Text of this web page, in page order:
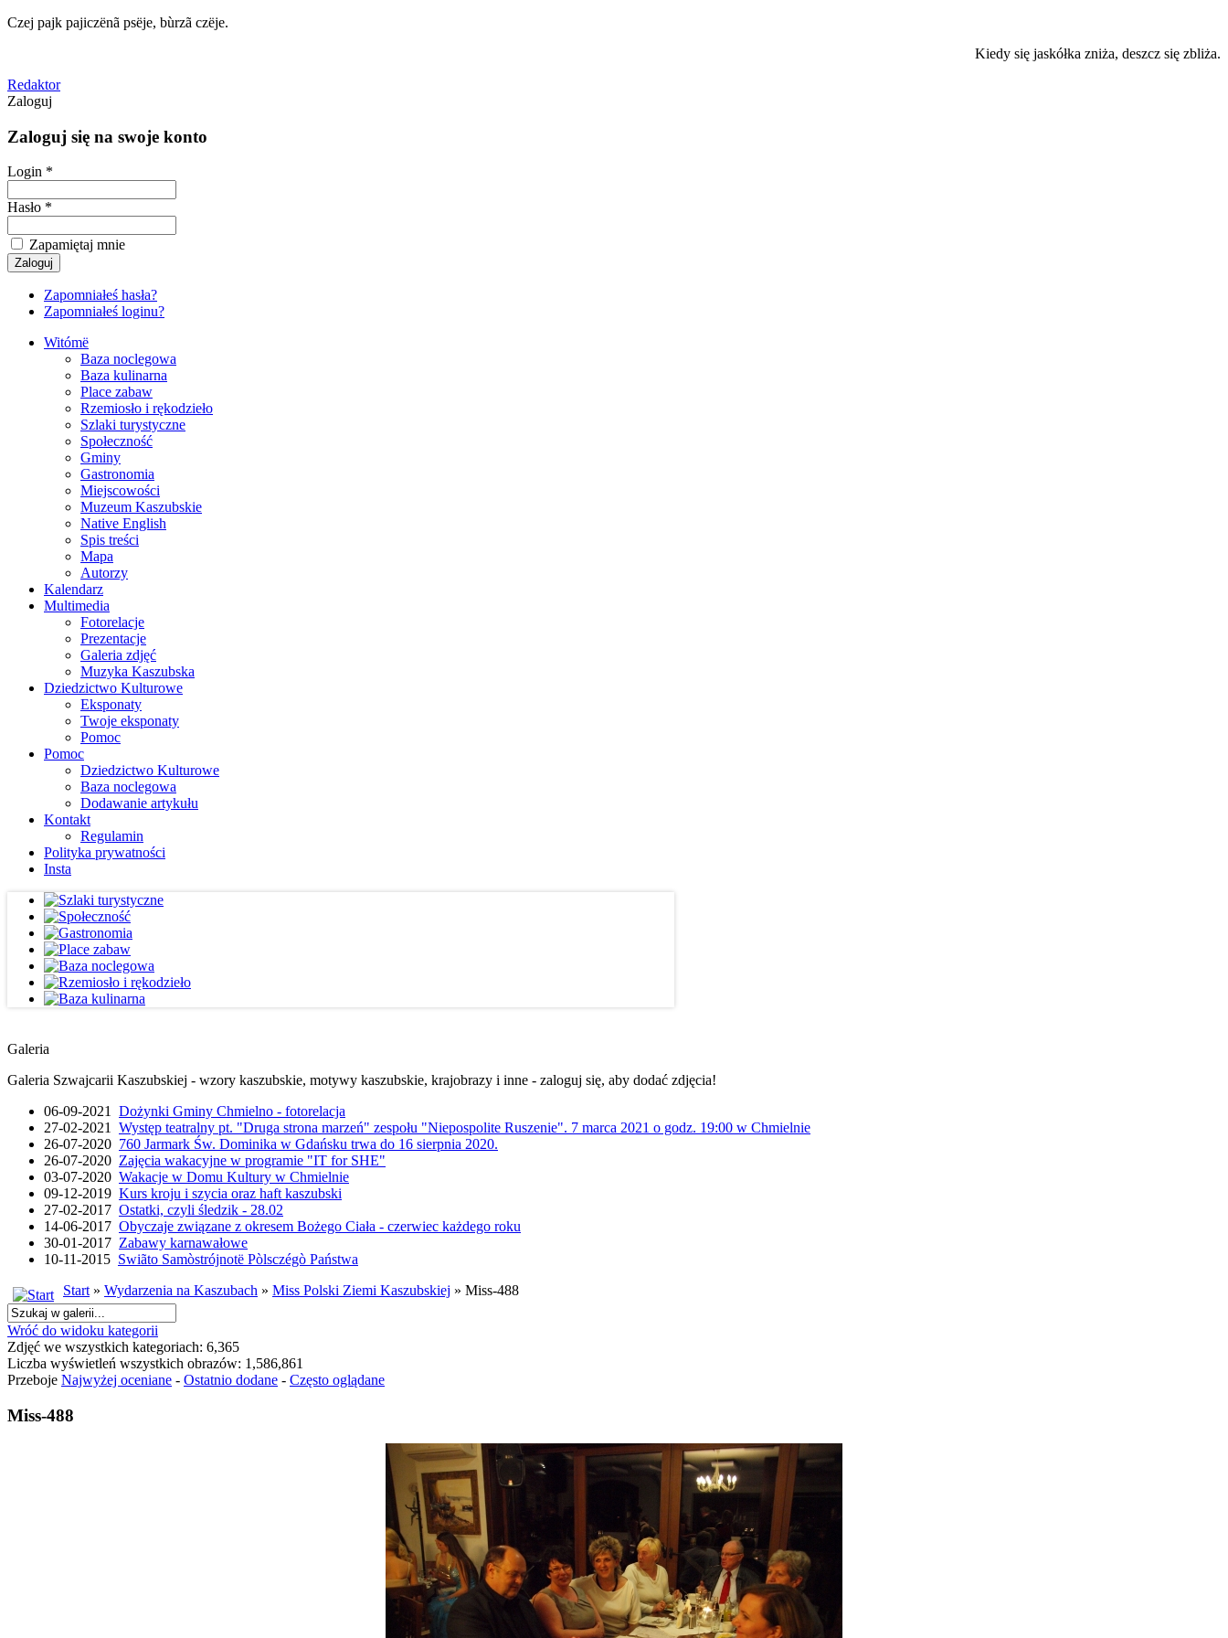
Czej pajk pajiczënã psëje, bùrzã czëje.
Kiedy się jaskółka zniża, deszcz się zbliża.
Redaktor
Zaloguj
Zaloguj się na swoje konto
Login *
Hasło *
Zapamiętaj mnie
Zapomniałeś hasła?
Zapomniałeś loginu?
Witómë
Baza noclegowa
Baza kulinarna
Place zabaw
Rzemiosło i rękodzieło
Szlaki turystyczne
Społeczność
Gminy
Gastronomia
Miejscowości
Muzeum Kaszubskie
Native English
Spis treści
Mapa
Autorzy
Kalendarz
Multimedia
Fotorelacje
Prezentacje
Galeria zdjęć
Muzyka Kaszubska
Dziedzictwo Kulturowe
Eksponaty
Twoje eksponaty
Pomoc
Pomoc
Dziedzictwo Kulturowe
Baza noclegowa
Dodawanie artykułu
Kontakt
Regulamin
Polityka prywatności
Insta
Galeria
Galeria Szwajcarii Kaszubskiej - wzory kaszubskie, motywy kaszubskie, krajobrazy i inne - zaloguj się, aby dodać zdjęcia!
06-09-2021 Dożynki Gminy Chmielno - fotorelacja
27-02-2021 Występ teatralny pt. "Druga strona marzeń" zespołu "Niepospolite Ruszenie". 7 marca 2021 o godz. 19:00 w Chmielnie
26-07-2020 760 Jarmark Św. Dominika w Gdańsku trwa do 16 sierpnia 2020.
26-07-2020 Zajęcia wakacyjne w programie "IT for SHE"
03-07-2020 Wakacje w Domu Kultury w Chmielnie
09-12-2019 Kurs kroju i szycia oraz haft kaszubski
27-02-2017 Ostatki, czyli śledzik - 28.02
14-06-2017 Obyczaje związane z okresem Bożego Ciała - czerwiec każdego roku
30-01-2017 Zabawy karnawałowe
10-11-2015 Swiãto Samòstrójnotë Pòlsczégò Państwa
Start» Wydarzenia na Kaszubach » Miss Polski Ziemi Kaszubskiej » Miss-488
Wróć do widoku kategorii
Zdjęć we wszystkich kategoriach: 6,365
Liczba wyświetleń wszystkich obrazów: 1,586,861
Przeboje Najwyżej oceniane - Ostatnio dodane - Często oglądane
Miss-488